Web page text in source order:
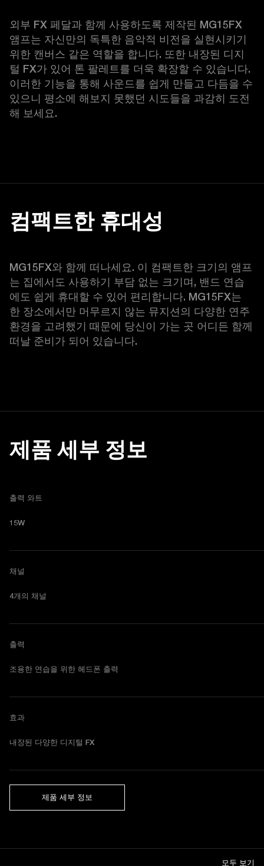
외부 FX 페달과 함께 사용하도록 제작된 MG15FX
앰프는 자신만의 독특한 음악적 비전을 실현시키기
위한 캔버스 같은 역할을 합니다. 또한 내장된 디지
털 FX가 있어 톤 팔레트를 더욱 확장할 수 있습니다.
이러한 기능을 통해 사운드를 쉽게 만들고 다듬을 수
있으니 평소에 해보지 못했던 시도들을 과감히 도전
해 보세요.
컴팩트한 휴대성
MG15FX와 함께 떠나세요. 이 컴팩트한 크기의 앰프
는 집에서도 사용하기 부담 없는 크기며, 밴드 연습
에도 쉽게 휴대할 수 있어 편리합니다. MG15FX는
한 장소에서만 머무르지 않는 뮤지션의 다양한 연주
환경을 고려했기 때문에 당신이 가는 곳 어디든 함께
떠날 준비가 되어 있습니다.
제품 세부 정보
출력 와트
15W
채널
4개의 채널
출력
조용한 연습을 위한 헤드폰 출력
효과
내장된 다양한 디지털 FX
제품 세부 정보
모두 보기